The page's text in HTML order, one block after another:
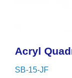
Acryl
SB-15-JF